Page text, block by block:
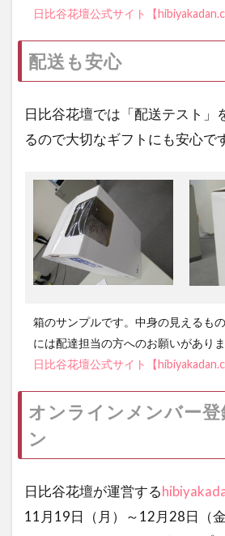
日比谷花壇公式サイト【
配送も安心
日比谷花壇では「配送テスト」
るので大切なギフトにも安心で
箱のサンプルです。中身の見えるも
には配達担当の方へのお願いがありま
日比谷花壇公式サイト【
オンラインメンバー
ン
日比谷花壇が運営する
11月19日（月）～12月28日（